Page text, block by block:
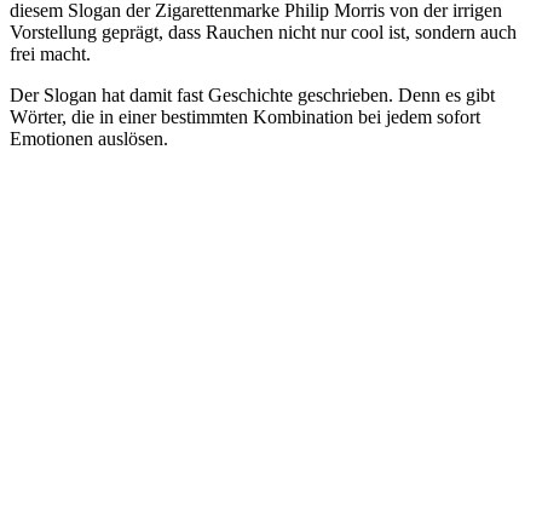
diesem Slogan der Zigarettenmarke Philip Morris von der irrigen
Vorstellung geprägt, dass Rauchen nicht nur cool ist, sondern auch
frei macht.
Der Slogan hat damit fast Geschichte geschrieben. Denn es gibt
Wörter, die in einer bestimmten Kombination bei jedem sofort
Emotionen auslösen.